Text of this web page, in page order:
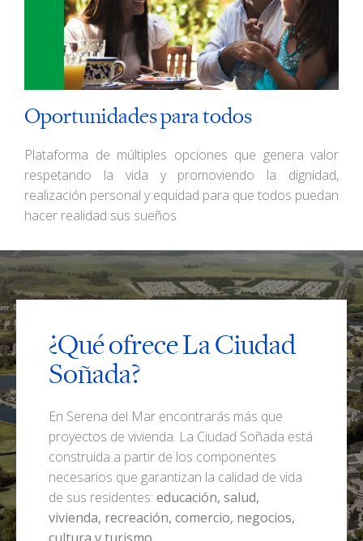
Oportunidades para todos
Plataforma de múltiples opciones que genera valor
respetando la vida y promoviendo la dignidad,
realización personal y equidad para que todos puedan
hacer realidad sus sueños
¿Qué ofrece La Ciudad
Soñada?
En Serena del Mar encontrarás más que
proyectos de vivienda. La Ciudad Soñada está
construida a partir de los componentes
necesarios que garantizan la calidad de vida
de sus residentes: educación, salud,
vivienda, recreación, comercio, negocios,